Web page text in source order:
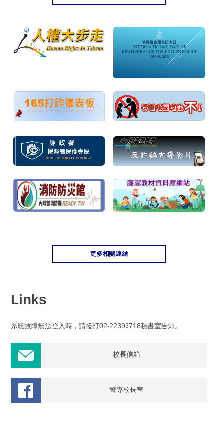
更多相關連結
Links
系統故障無法登入時，請撥打02-22393718秘書室告知。
校長信箱
警專校長室